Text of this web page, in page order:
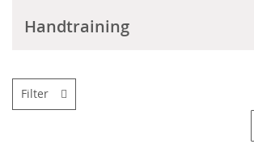
Handtraining
Filter